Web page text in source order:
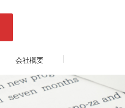
会社概要